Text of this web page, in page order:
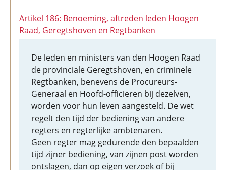
Artikel 186: Benoeming, aftreden leden Hoogen
Raad, Geregtshoven en Regtbanken
De leden en ministers van den Hoogen Raad
de provinciale Geregtshoven, en criminele
Regtbanken, benevens de Procureurs-
Generaal en Hoofd-officieren bij dezelven,
worden voor hun leven aangesteld. De wet
regelt den tijd der bediening van andere
regters en regterlijke ambtenaren.
Geen regter mag gedurende den bepaalden
tijd zijner bediening, van zijnen post worden
ontslagen, dan op eigen verzoek of bij